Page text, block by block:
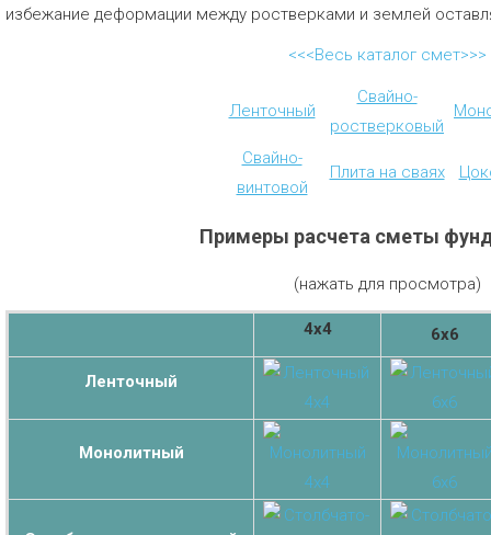
избежание деформации между ростверками и землей
<<<Весь каталог смет>>>
Ленточный
Свайно-
ростверковый
Свайно-
винтовой
Плита на сваях
Примеры расчета сметы
(нажать для просмотра)
4х4 6х6
Ленточный
Монолитный